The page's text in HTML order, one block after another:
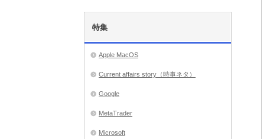
特集
Apple MacOS
Current affairs story（時事ネタ）
Google
MetaTrader
Microsoft